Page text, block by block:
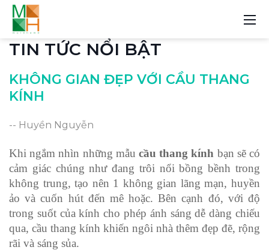
TIN TỨC NỔI BẬT
KHÔNG GIAN ĐẸP VỚI CẦU THANG
KÍNH
-- Huyền Nguyễn
Khi ngắm nhìn những mẫu cầu thang kính bạn sẽ có
cảm giác chúng như đang trôi nổi bồng bềnh trong
không trung, tạo nên 1 không gian lãng mạn, huyền
ảo và cuốn hút đến mê hoặc. Bên cạnh đó, với độ
trong suốt của kính cho phép ánh sáng dễ dàng chiếu
qua, cầu thang kính khiến ngôi nhà thêm đẹp đẽ, rộng
rãi và sáng sủa.